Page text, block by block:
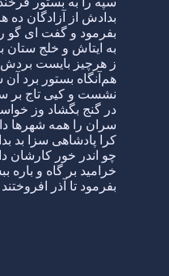
بدادش از آزادگان ده
بفرمود و گفت ای گو
به ایتاش و خلج ستان
ز هرچیز بایست بردش
هم‌آنگاه بستور برد آن
نشست و کیی تاج بر
در گنج بگشاد وز
سران را همه شهرها
کرا پادشاهی سزا بد
چو اندر خور کارشان
خرامید بر گاه و باره
بفرمود تا آذر افروختند